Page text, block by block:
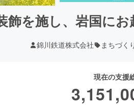
飾を施し、岩国に
錦川鉄道株式会社 まちづく
現在の支援